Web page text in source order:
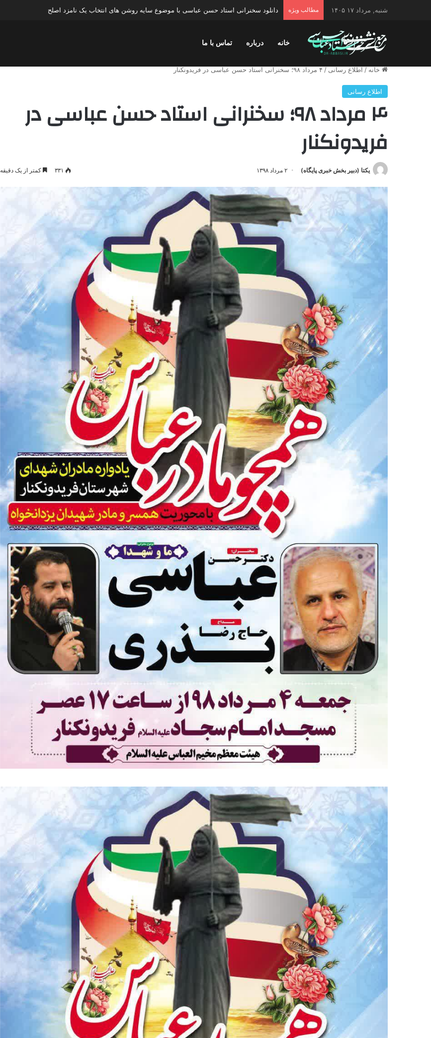
شنبه, مرداد ۱۷ ۱۴۰۵ مطالب ویژه دانلود سخنرانی استاد حسن عباسی با موضوع سایه روشن های انتخاب یک نامزد اصلح
خانه درباره تماس با ما
خانه / اطلاع رسانی / ۴ مرداد ۹۸؛ سخنرانی استاد حسن عباسی در فریدونکنار
اطلاع رسانی
۴ مرداد ۹۸؛ سخنرانی استاد حسن عباسی در
فریدونکنار
یکتا (دبیر بخش خبری پایگاه) ۲ مرداد ۱۳۹۸ ۳۳۱ کمتر از یک دقیقه